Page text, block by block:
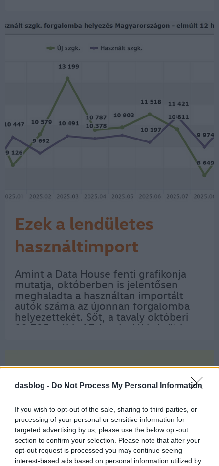
dasblog - Do Not Process My Personal Information
If you wish to opt-out of the sale, sharing to third parties, or
processing of your personal or sensitive information for
targeted advertising by us, please use the below opt-out
section to confirm your selection. Please note that after your
opt-out request is processed you may continue seeing
interest-based ads based on personal information utilized by
darabszámmal…
Ezek a lendületes
használtimport
kedvencei
Amint a Data House fenti grafikonja
mutatja, októberben is jelentősen
meghaladta a használtan importált
autók száma az újonnan forgalomba
helyezettekét. Sőt, a tavaly októberi
10 725-nél is 17,4 százalékkal több